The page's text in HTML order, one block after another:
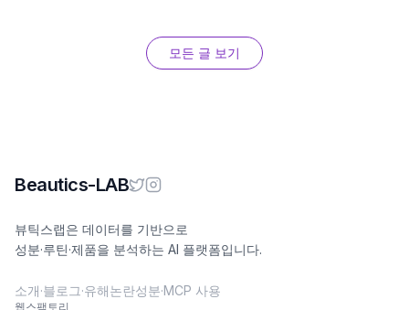
모든 글 보기
Beautics-LAB
뷰틱스랩은 데이터를 기반으로
성분·루틴·제품을 분석하는 AI 플랫폼입니다.
소개·블로그·유해논란성분·MCP 사용
웹스팩토리